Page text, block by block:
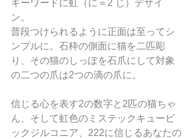
キーワードに虹（に＝2 じ）デザイ
ン。
普段つけられるように正面は至ってシ
ンプルに。石枠の側面に猫を二匹彫
り、その猫のしっぽを石爪にして対象
の二つの爪は2つの滴の爪に。
信じる心を表す2の数字と2匹の猫ちゃ
ん、そして虹色のミステックキュービ
ックジルコニア、222に信じるあなたの